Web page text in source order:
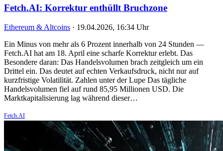
Fetch.AI: Korrektur enthüllt Bruchzone
Ethereum & Altcoins · 19.04.2026, 16:34 Uhr
Ein Minus von mehr als 6 Prozent innerhalb von 24 Stunden —
Fetch.AI hat am 18. April eine scharfe Korrektur erlebt. Das
Besondere daran: Das Handelsvolumen brach zeitgleich um ein
Drittel ein. Das deutet auf echten Verkaufsdruck, nicht nur auf
kurzfristige Volatilität. Zahlen unter der Lupe Das tägliche
Handelsvolumen fiel auf rund 85,95 Millionen USD. Die
Marktkapitalisierung lag während dieser…
Fetch.AI